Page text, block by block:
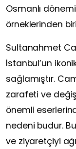
Osmanlı
örneklerinden
Sultanahmet
İstanbul’un
sağlamıştır.
zarafeti ve
önemli
nedeni budur.
ve ziyaretçiyi